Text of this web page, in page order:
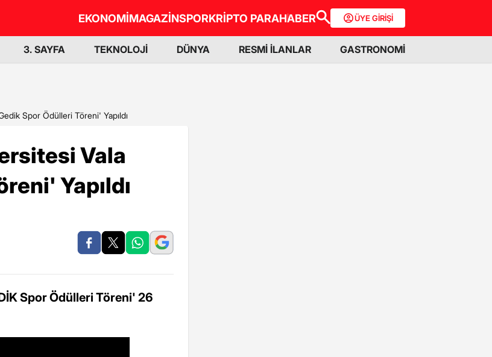
EKONOMİMAGAZİNSPORKRİPTO PARAHABER ÜYE GİRİŞİ
3. SAYFA TEKNOLOJİ DÜNYA RESMİ İLANLAR GASTRONOMİ
Spor Ödülleri Töreni' Yapıldı
Vala
Yapıldı
Spor Ödülleri Töreni' 26